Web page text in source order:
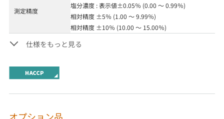
測定精度
塩分濃度 : 表示値±0.05％ (0.00 ～ 0.99％)
相対精度 ±5％ (1.00 ～ 9.99％)
相対精度 ±10％ (10.00 ～ 15.00％)
仕様をもっと見る
オプション品